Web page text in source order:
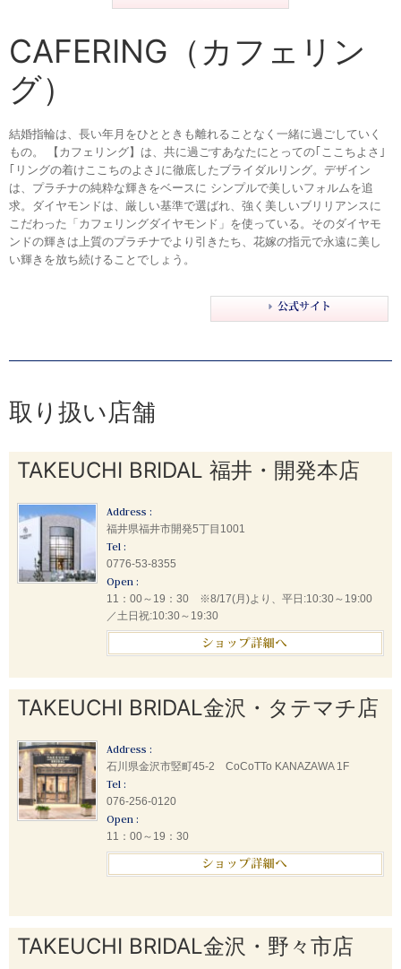
CAFERING（カフェリン
グ）
結婚指輪は、長い年月をひとときも離れることなく一緒に過ごしていく
もの。 【カフェリング】は、共に過ごすあなたにとっての｢ここちよさ｣
｢リングの着けここちのよさ｣に徹底したブライダルリング。デザイン
は、プラチナの純粋な輝きをベースに シンプルで美しいフォルムを追
求。ダイヤモンドは、厳しい基準で選ばれ、強く美しいブリリアンスに
こだわった「カフェリングダイヤモンド」を使っている。そのダイヤモ
ンドの輝きは上質のプラチナでより引きたち、花嫁の指元で永遠に美し
い輝きを放ち続けることでしょう。
取り扱い店舗
TAKEUCHI BRIDAL 福井・開発本店
Address :
福井県福井市開発5丁目1001
Tel :
0776-53-8355
Open :
11：00～19：30 ※8/17(月)より、平日:10:30～19:00
／土日祝:10:30～19:30
TAKEUCHI BRIDAL金沢・タテマチ店
Address :
石川県金沢市竪町45-2 CoCoTTo KANAZAWA 1F
Tel :
076-256-0120
Open :
11：00～19：30
TAKEUCHI BRIDAL金沢・野々市店